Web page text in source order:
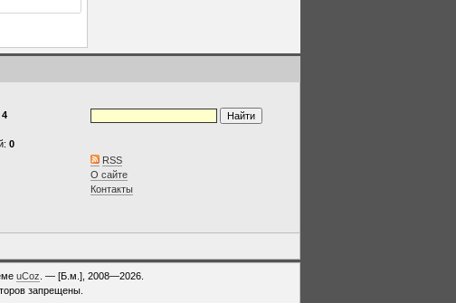
4
0
RSS
О сайте
Контакты
uCoz . — [Б.м.], 2008—2026.
запрещены.